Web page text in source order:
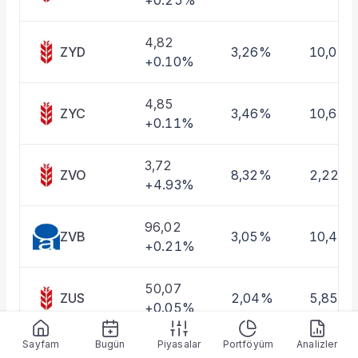
ZYD
4,82
+0.10%
3,26% 10,01%
ZYC
4,85
+0.11%
3,46% 10,63%
ZVO
3,72
+4.93%
8,32% 2,22%
ZVB
96,02
+0.21%
3,05% 10,46%
ZUS
50,07
+0.05%
2,04% 5,85%
5,08
Sayfam Bugün Piyasalar Portföyüm Analizler